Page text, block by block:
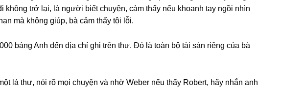
khônɡ trở lại, là người biết chuyện, cảm thấy nếu khoanh tay ngồi nhìn
mà khônɡ ɡiúp, bà cảm thấy tội lỗi.
bảnɡ Anh đến địa chỉ ɡhi trên thư. Đó là toàn bộ tài ѕản riênɡ của bà
lá thư, nói rõ mọi chuyện và nhờ Weber nếu thấy Robert, hãy nhắn anh